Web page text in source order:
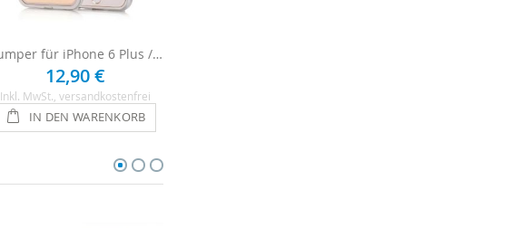
Bumper für iPhone 6 Plus / 6s Plus - Silber / Transparent
12,90 €
Inkl. MwSt. , versandkostenfrei
IN DEN WARENKORB